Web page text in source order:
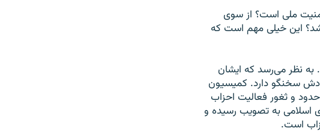
امنیت ملی است؟ از سوی
این خیلی مهم است که
به نظر می‌رسد که ایشان
سخنگو دارد. کمیسیون
حدود و ثغور فعالیت احزاب
اسلامی به تصویب رسیده و
است.